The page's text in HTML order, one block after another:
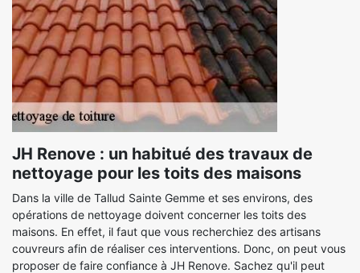
JH Renove : un habitué des travaux de
nettoyage pour les toits des maisons
Dans la ville de Tallud Sainte Gemme et ses environs, des
opérations de nettoyage doivent concerner les toits des
maisons. En effet, il faut que vous recherchiez des artisans
couvreurs afin de réaliser ces interventions. Donc, on peut vous
proposer de faire confiance à JH Renove. Sachez qu'il peut